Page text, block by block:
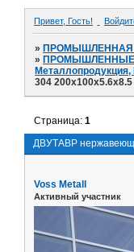
Привет, Гость!
»ПРОМЫШЛЕННАЯ
»
304
ДВУТАВР
Страница:1
Voss Metall
Активный участник